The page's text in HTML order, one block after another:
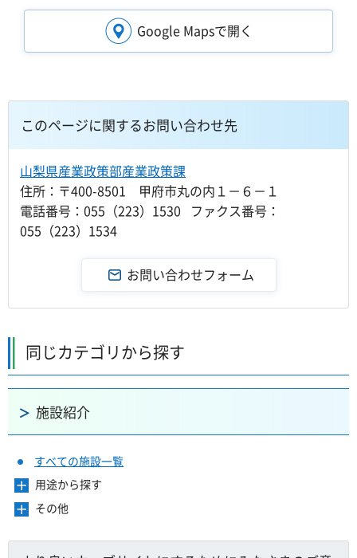
Google Mapsで開く
このページに関するお問い合わせ先
山梨県産業政策部産業政策課
住所：〒400-8501 甲府市丸の内１－６－１
電話番号：055（223）1530 ファクス番号：
055（223）1534
同じカテゴリから探す
施設紹介
すべての施設一覧
メ
ニ
ュ
を
用途から探す
メ
ュ
その他